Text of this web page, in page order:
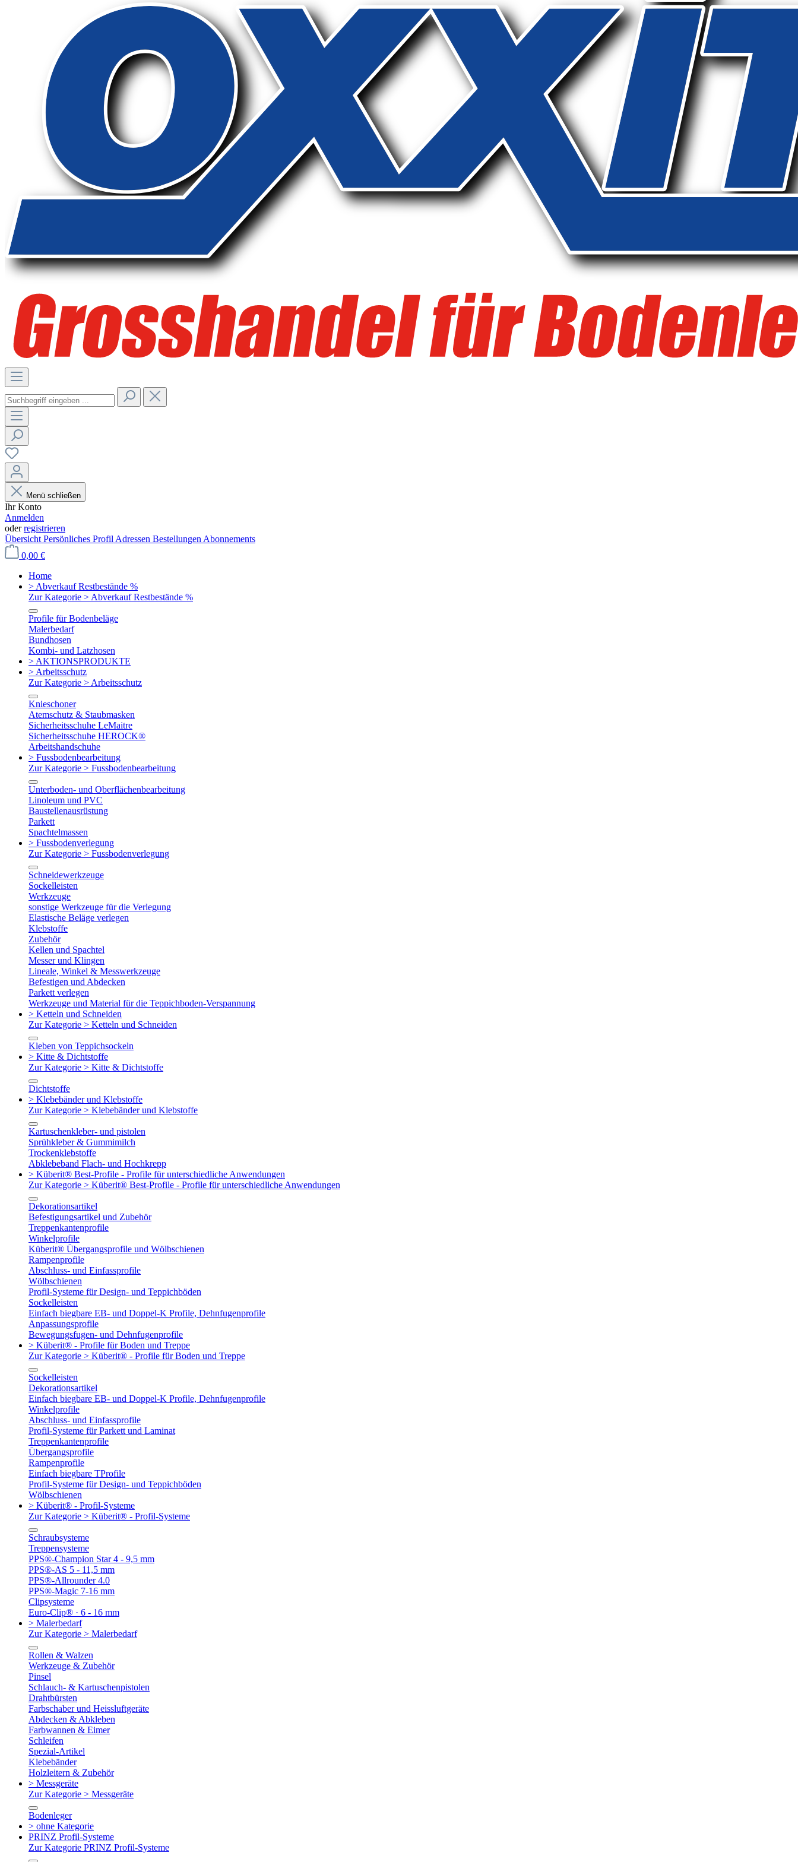
Menü schließen
Ihr Konto
Anmelden
oderregistrieren
Übersicht Persönliches Profil Adressen Bestellungen Abonnements
0,00 €
Home
> Abverkauf Restbestände %
Zur Kategorie > Abverkauf Restbestände %
Profile für Bodenbeläge
Malerbedarf
Bundhosen
Kombi- und Latzhosen
> AKTIONSPRODUKTE
> Arbeitsschutz
Zur Kategorie > Arbeitsschutz
Knieschoner
Atemschutz & Staubmasken
Sicherheitsschuhe LeMaitre
Sicherheitsschuhe HEROCK®
Arbeitshandschuhe
> Fussbodenbearbeitung
Zur Kategorie > Fussbodenbearbeitung
Unterboden- und Oberflächenbearbeitung
Linoleum und PVC
Baustellenausrüstung
Parkett
Spachtelmassen
> Fussbodenverlegung
Zur Kategorie > Fussbodenverlegung
Schneidewerkzeuge
Sockelleisten
Werkzeuge
sonstige Werkzeuge für die Verlegung
Elastische Beläge verlegen
Klebstoffe
Zubehör
Kellen und Spachtel
Messer und Klingen
Lineale, Winkel & Messwerkzeuge
Befestigen und Abdecken
Parkett verlegen
Werkzeuge und Material für die Teppichboden-Verspannung
> Ketteln und Schneiden
Zur Kategorie > Ketteln und Schneiden
Kleben von Teppichsockeln
> Kitte & Dichtstoffe
Zur Kategorie > Kitte & Dichtstoffe
Dichtstoffe
> Klebebänder und Klebstoffe
Zur Kategorie > Klebebänder und Klebstoffe
Kartuschenkleber- und pistolen
Sprühkleber & Gummimilch
Trockenklebstoffe
Abklebeband Flach- und Hochkrepp
> Küberit® Best-Profile - Profile für unterschiedliche Anwendungen
Zur Kategorie > Küberit® Best-Profile - Profile für unterschiedliche Anwendungen
Dekorationsartikel
Befestigungsartikel und Zubehör
Treppenkantenprofile
Winkelprofile
Küberit® Übergangsprofile und Wölbschienen
Rampenprofile
Abschluss- und Einfassprofile
Wölbschienen
Profil-Systeme für Design- und Teppichböden
Sockelleisten
Einfach biegbare EB- und Doppel-K Profile, Dehnfugenprofile
Anpassungsprofile
Bewegungsfugen- und Dehnfugenprofile
> Küberit® - Profile für Boden und Treppe
Zur Kategorie > Küberit® - Profile für Boden und Treppe
Sockelleisten
Dekorationsartikel
Einfach biegbare EB- und Doppel-K Profile, Dehnfugenprofile
Winkelprofile
Abschluss- und Einfassprofile
Profil-Systeme für Parkett und Laminat
Treppenkantenprofile
Übergangsprofile
Rampenprofile
Einfach biegbare TProfile
Profil-Systeme für Design- und Teppichböden
Wölbschienen
> Küberit® - Profil-Systeme
Zur Kategorie > Küberit® - Profil-Systeme
Schraubsysteme
Treppensysteme
PPS®-Champion Star 4 - 9,5 mm
PPS®-AS 5 - 11,5 mm
PPS®-Allrounder 4.0
PPS®-Magic 7-16 mm
Clipsysteme
Euro-Clip® · 6 - 16 mm
> Malerbedarf
Zur Kategorie > Malerbedarf
Rollen & Walzen
Werkzeuge & Zubehör
Pinsel
Schlauch- & Kartuschenpistolen
Drahtbürsten
Farbschaber und Heissluftgeräte
Abdecken & Abkleben
Farbwannen & Eimer
Schleifen
Spezial-Artikel
Klebebänder
Holzleitern & Zubehör
> Messgeräte
Zur Kategorie > Messgeräte
Bodenleger
> ohne Kategorie
PRINZ Profil-Systeme
Zur Kategorie PRINZ Profil-Systeme